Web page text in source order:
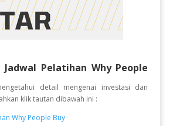
Pelatihan Why People
detail mengenai investasi dan
klik tautan dibawah ini :
Why People Buy